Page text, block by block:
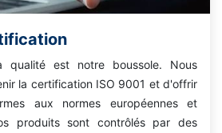
qualité est notre boussole. Nous
la certification ISO 9001 et d'offrir
aux normes européennes et
produits sont contrôlés par des